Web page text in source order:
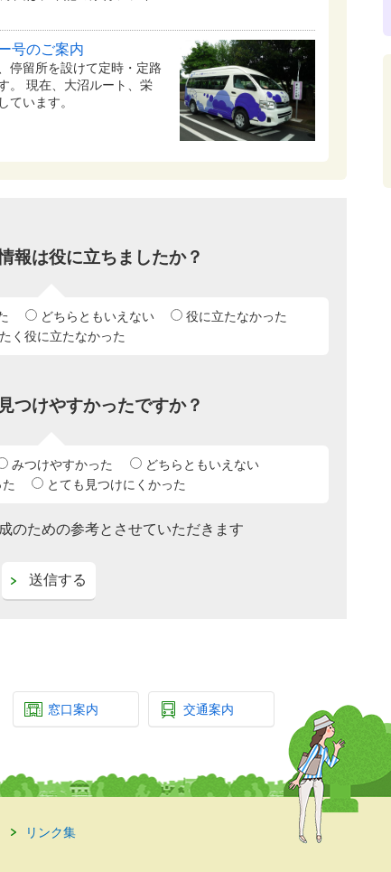
号のご案内
停留所を設けて定時・定路
。 現在、大沼ルート、栄
ています。
報は役に立ちましたか？
どちらともいえない
役に立たなかった
く役に立たなかった
つけやすかったですか？
みつけやすかった
どちらともいえない
とても見つけにくかった
のための参考とさせていただきます
窓口案内 交通案内
リンク集